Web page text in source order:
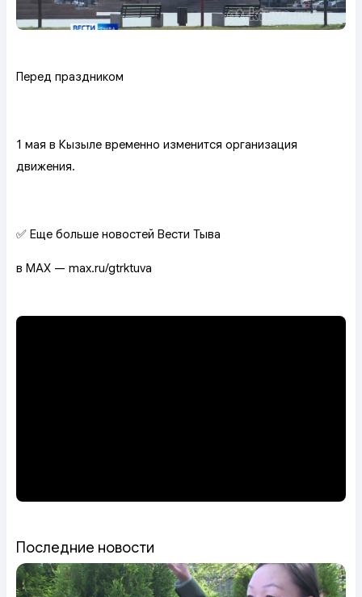
Перед праздником
1 мая в Кызыле временно изменится организация
движения.
✅ Еще больше новостей Вести Тыва
в MAX — max.ru/gtrktuva
Последние новости